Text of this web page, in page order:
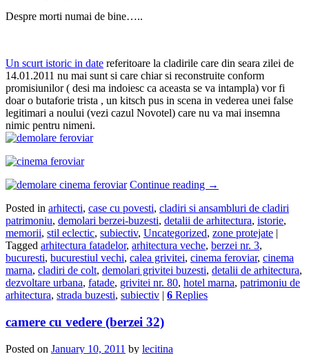
Despre morti numai de bine…..
Un scurt istoric in date referitoare la cladirile care din seara zilei de
14.01.2011 nu mai sunt si care chiar si reconstruite conform
promisiunilor ( desi ma indoiesc ca aceasta se va intampla) vor fi
doar o butaforie trista , un kitsch pus in scena in vederea unei false
legitimari a noului (vezi cazul Novotel) care nu va mai insemna
nimic pentru nimeni.
Continue reading →
Posted in arhitecti, case cu povesti, cladiri si ansambluri de cladiri
patrimoniu, demolari berzei-buzesti, detalii de arhitectura, istorie,
memorii, stil eclectic, subiectiv, Uncategorized, zone protejate |
Tagged arhitectura fatadelor, arhitectura veche, berzei nr. 3,
bucuresti, bucurestiul vechi, calea grivitei, cinema feroviar, cinema
marna, cladiri de colt, demolari grivitei buzesti, detalii de arhitectura,
dezvoltare urbana, fatade, grivitei nr. 80, hotel marna, patrimoniu de
arhitectura, strada buzesti, subiectiv | 6 Replies
camere cu vedere (berzei 32)
Posted on January 10, 2011 by lecitina